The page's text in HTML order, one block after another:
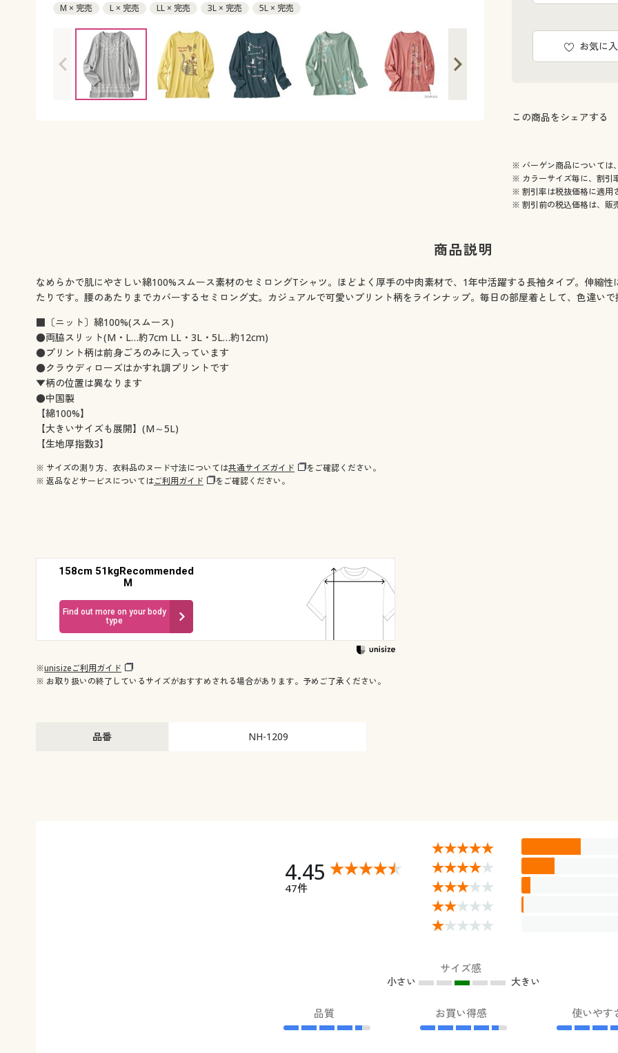
M × 完売 L × 完売 LL × 完売 3L × 完売 5L × 完売
お気に
この商品をシェアする
※ バーゲン商品については
※ カラーサイズ毎に、割引
※ 割引率は税抜価格に適用
※ 割引前の税込価格は、販
商品説明
なめらかで肌にやさしい綿100%スムース素材のセミロングTシャツ。ほどよく厚手の中肉素材で、1年中活躍する長袖タイプ。伸縮
たりです。腰のあたりまでカバーするセミロング丈。カジュアルで可愛いプリント柄をラインナップ。毎日の部屋着として、色違い
■〔ニット〕綿100%(スムース)
●両脇スリット(M・L…約7cm LL・3L・5L…約12cm)
●プリント柄は前身ごろのみに入っています
●クラウディローズはかすれ調プリントです
▼柄の位置は異なります
●中国製
【綿100%】
【大きいサイズも展開】(M～5L)
【生地厚指数3】
※ サイズの測り方、衣料品のヌード寸法については共通サイズガイド
をご確認ください。
※ 返品などサービスについてはご利用ガイド をご確認ください。
158cm 51kgRecommended
M
Find out more on your body
type
※unisizeご利用ガイド
※ お取り扱いの終了しているサイズがおすすめされる場合があります。予めご了承ください。
品番 NH-1209
4.45
47件
サイズ感
小さい 大きい
品質 お買い得感 使いやす